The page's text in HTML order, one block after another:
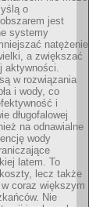
o
jest
systemy
natężenie
a zwiększać
aktywności.
w rozwiązania
i wody, co
i
długofalowej
na odnawialne
wody
latem. To
lecz także
coraz większym
Nie